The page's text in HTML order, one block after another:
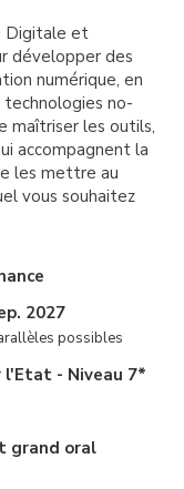
Digitale et
développer des
numérique, en
no-
maîtriser les outils,
accompagnent la
les mettre au
vous souhaitez
2027
possibles
l'Etat - Niveau 7*
grand oral